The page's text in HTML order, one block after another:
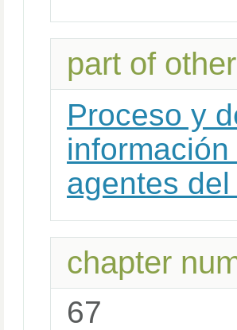
part of
Proceso y
agentes
chapter
67